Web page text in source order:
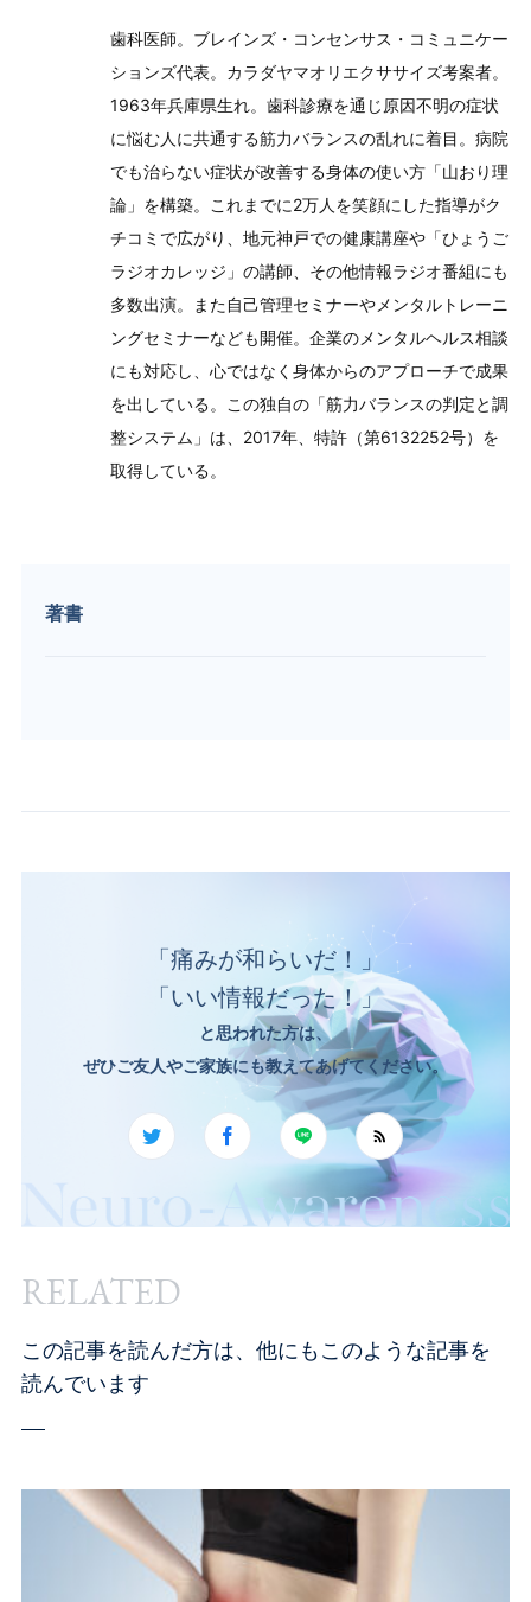
歯科医師。ブレインズ・コンセンサス・コミュニケー
ションズ代表。カラダヤマオリエクササイズ考案者。
1963年兵庫県生れ。歯科診療を通じ原因不明の症状
に悩む人に共通する筋力バランスの乱れに着目。病院
でも治らない症状が改善する身体の使い方「山おり理
論」を構築。これまでに2万人を笑顔にした指導がク
チコミで広がり、地元神戸での健康講座や「ひょうご
ラジオカレッジ」の講師、その他情報ラジオ番組にも
多数出演。また自己管理セミナーやメンタルトレーニ
ングセミナーなども開催。企業のメンタルヘルス相談
にも対応し、心ではなく身体からのアプローチで成果
を出している。この独自の「筋力バランスの判定と調
整システム」は、2017年、特許（第6132252号）を
取得している。
著書
「痛みが和らいだ！」
「いい情報だった！」
と思われた方は、
ぜひご友人やご家族にも教えてあげてください。
RELATED
この記事を読んだ方は、他にもこのような記事を
読んでいます